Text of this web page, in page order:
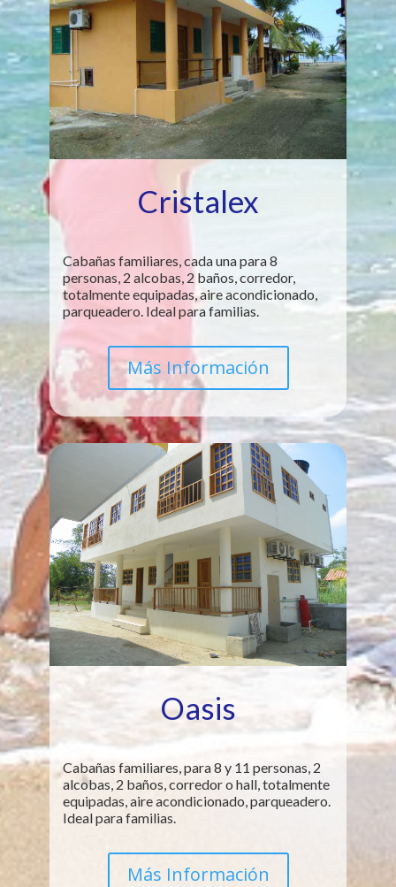
Cristalex
Cabañas familiares, cada una para 8
personas, 2 alcobas, 2 baños, corredor,
totalmente equipadas, aire acondicionado,
parqueadero. Ideal para familias.
Más Información
Oasis
Cabañas familiares, para 8 y 11 personas, 2
alcobas, 2 baños, corredor o hall, totalmente
equipadas, aire acondicionado, parqueadero.
Ideal para familias.
Más Información